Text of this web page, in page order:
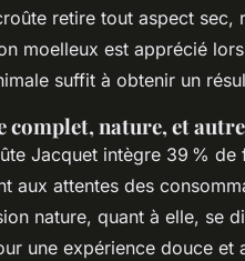
retire tout aspect sec,
moelleux est apprécié
suffit à obtenir un
nature, et
Jacquet intègre 39 %
aux attentes des
nature, quant à elle, se
une expérience douce et